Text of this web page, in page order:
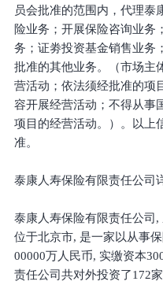
员会批准的范围内，代理泰
险业务；开展保险咨询业务
务；证劵投资基金销售业务
批准的其他业务。（市场主
营活动；依法须经批准的项
容开展经营活动；不得从事
项目的经营活动。）。以上
准。
泰康人寿保险有限责任公司
泰康人寿保险有限责任公司
位于北京市, 是一家以从事
00000万人民币, 实缴资本
责任公司共对外投资了172